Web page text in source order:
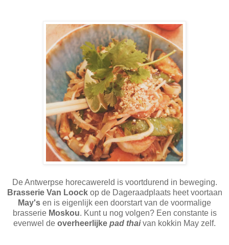
De Antwerpse horecawereld is voortdurend in beweging.
Brasserie Van Loockop de Dageraadplaats heet voortaan
May's en is eigenlijk een doorstart van de voormalige
brasserie Moskou. Kunt u nog volgen? Een constante is
evenwel de overheerlijke pad thaivan kokkin May zelf.